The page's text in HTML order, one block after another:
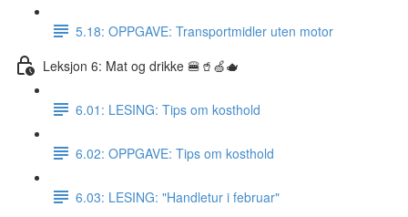
5.18: OPPGAVE: Transportmidler uten motor
Leksjon 6: Mat og drikke 🍔🥤🍏🫖
6.01: LESING: Tips om kosthold
6.02: OPPGAVE: Tips om kosthold
6.03: LESING: "Handletur i februar"